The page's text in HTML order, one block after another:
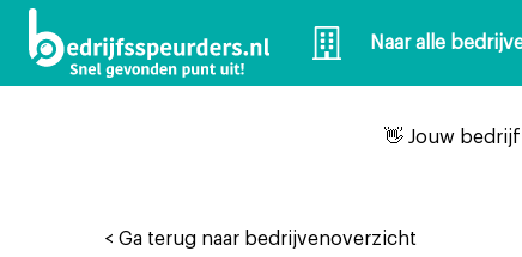
Naar alle
👋 Jouw
< Ga terug naar bedrijvenoverzicht